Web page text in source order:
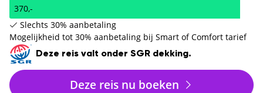
370,-
Slechts 30% aanbetaling
Mogelijkheid tot 30% aanbetaling bij Smart of Comfort tarief
Deze reis valt onder SGR dekking.
Deze reis nu boeken